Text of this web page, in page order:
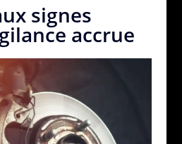
signes
accrue